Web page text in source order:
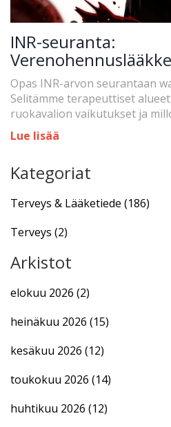
INR-seuranta:
tavoitearvot ja
Opas INR-arvon seurantaan
Selitämme terapeuttiset
ruokavalion vaikutukset ja
Lue lisää
Kategoriat
Terveys & Lääketiede (186)
Terveys (2)
Arkistot
elokuu 2026 (2)
heinäkuu 2026 (15)
kesäkuu 2026 (12)
toukokuu 2026 (14)
huhtikuu 2026 (12)